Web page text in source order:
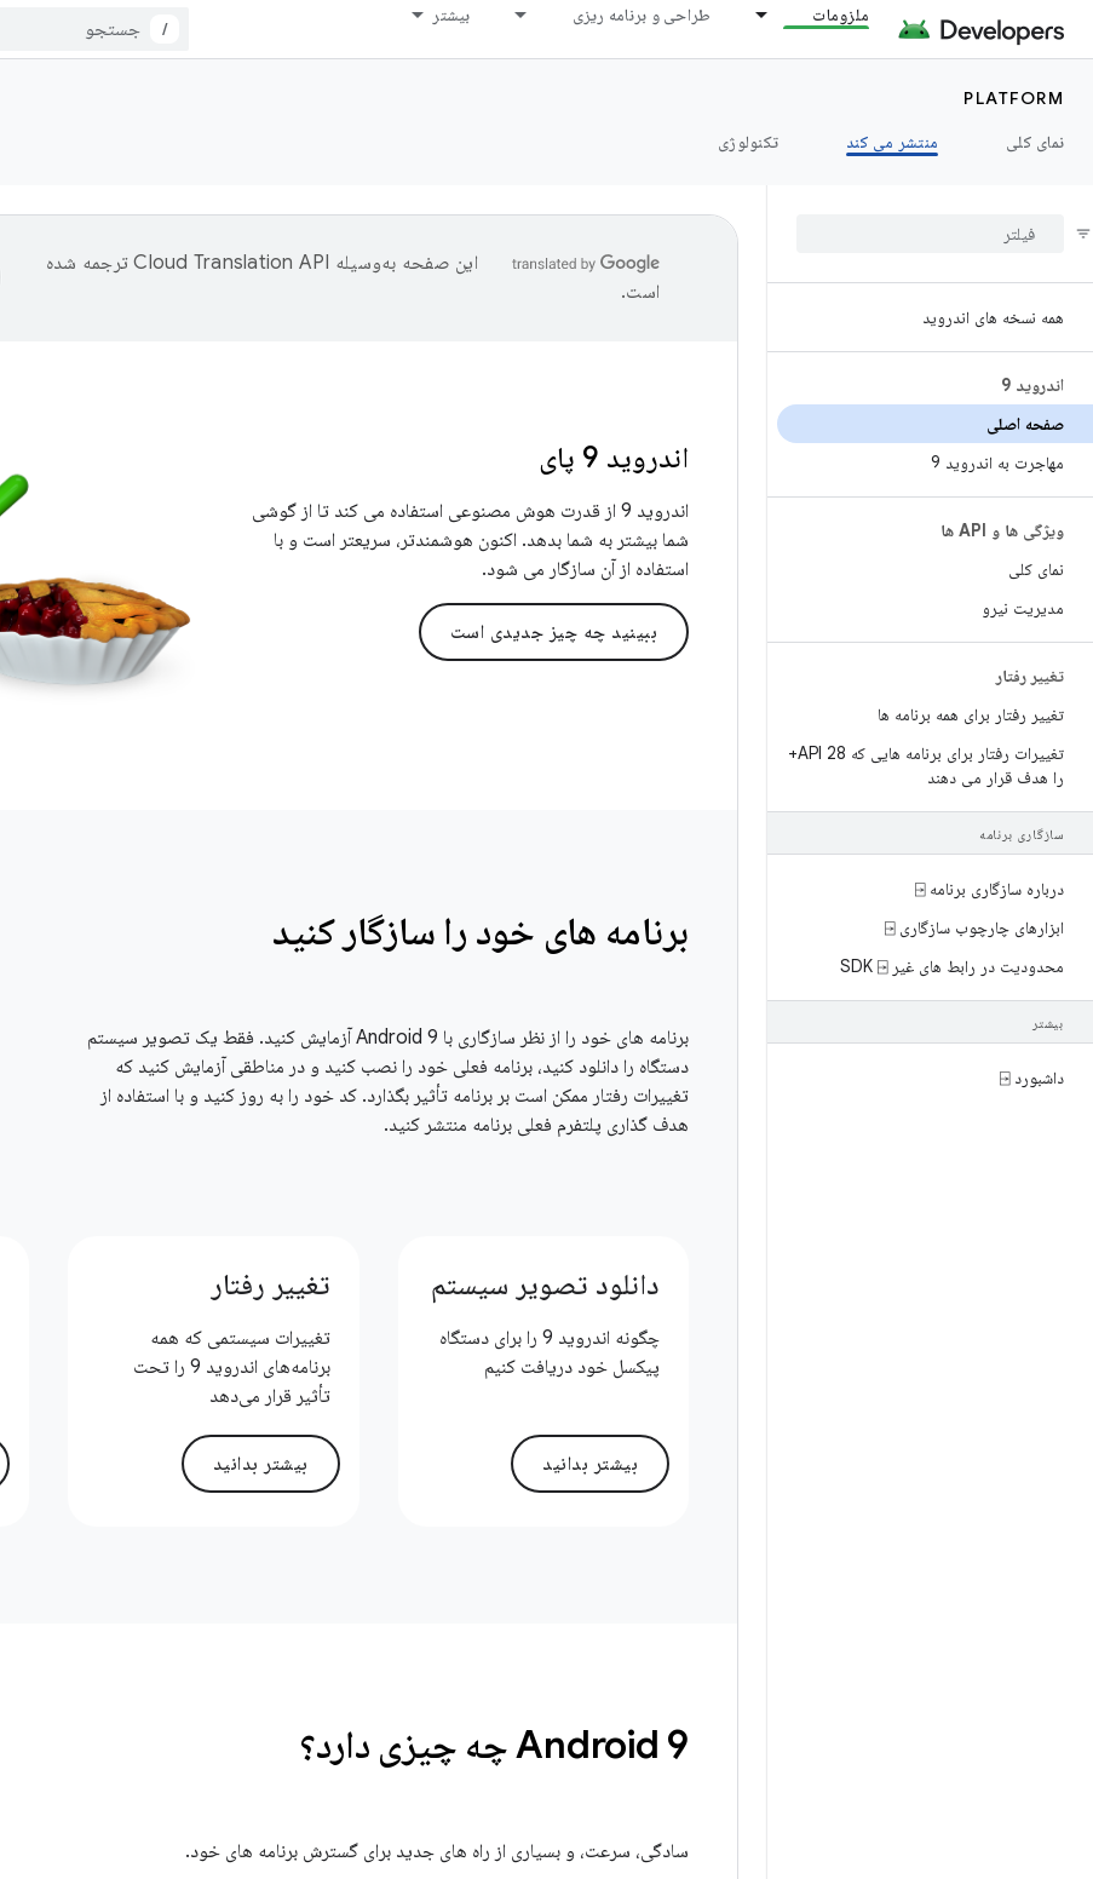
ملزومات طراحی و برنامه ریزی بیشتر
/
PLATFORM
نمای کلی
منتشر می کند تکنولوژی
همه نسخه های اندروید
اندروید 9
صفحه اصلی
مهاجرت به اندروید 9
ویژگی ها و API ها
نمای کلی
مدیریت نیرو
تغییر رفتار
تغییر رفتار برای همه برنامه ها
تغییرات رفتار برای برنامه هایی که API 28+
را هدف قرار می دهند
سازگاری برنامه
درباره سازگاری برنامه ⍈
ابزارهای چارچوب سازگاری ⍈
محدودیت در رابط های غیر SDK ⍈
بیشتر
داشبورد ⍈
این صفحه به‌وسیله
ترجمه شده
است.
اندروید 9 پای
اندروید 9 از قدرت هوش مصنوعی استفاده می کند تا از گوشی
شما بیشتر به شما بدهد. اکنون هوشمندتر، سریعتر است و با
استفاده از آن سازگار می شود.
ببینید چه چیز جدیدی است
برنامه های خود را سازگار کنید
برنامه های خود را از نظر سازگاری با Android 9 آزمایش کنید. فقط یک تصویر سیستم
دستگاه را دانلود کنید، برنامه فعلی خود را نصب کنید و در مناطقی آزمایش کنید که
تغییرات رفتار ممکن است بر برنامه تأثیر بگذارد. کد خود را به روز کنید و با استفاده از
هدف گذاری پلتفرم فعلی برنامه منتشر کنید.
دانلود تصویر سیستم
چگونه اندروید 9 را برای دستگاه
پیکسل خود دریافت کنیم
بیشتر بدانید
تغییر رفتار
تغییرات سیستمی که همه
برنامه‌های اندروید 9 را تحت
تأثیر قرار می‌دهد
بیشتر بدانید
Android 9 چه چیزی دارد؟
سادگی، سرعت، و بسیاری از راه های جدید برای گسترش برنامه های خود.